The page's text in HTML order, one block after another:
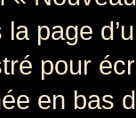
page
pour
en bas